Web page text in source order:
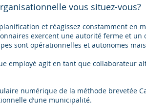
vous situez-vous?
et réagissez constamment en
exercent une autorité ferme et
sont opérationnelles et autonomes
employé agit en tant que collaborateur
numérique de la méthode brevetée
d’une municipalité.